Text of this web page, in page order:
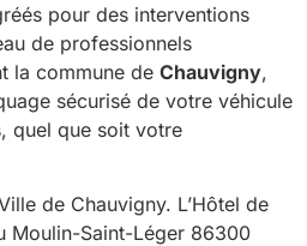
pour des interventions
de professionnels
la commune de Chauvigny,
sécurisé de votre véhicule
quel que soit votre
de Chauvigny. L’Hôtel de
Moulin-Saint-Léger 86300